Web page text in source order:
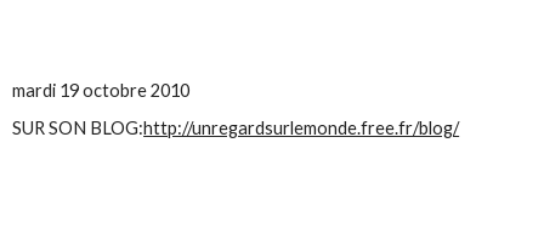
mardi 19 octobre 2010
SUR SON BLOG:http://unregardsurlemonde.free.fr/blog/